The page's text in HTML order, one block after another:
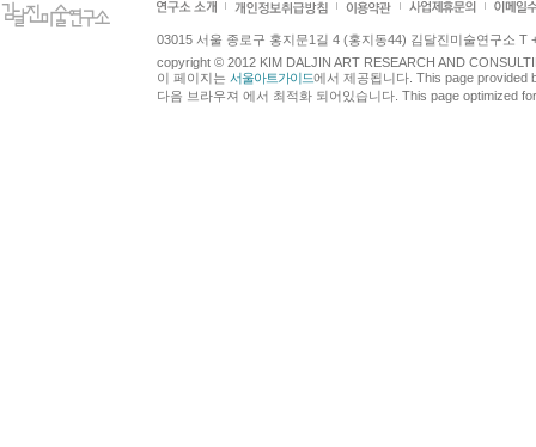
03015 서울 종로구 홍지문1길 4 (홍지동44) 김달진미술연구소 T
copyright © 2012 KIM DALJIN ART RESEARCH AND
이 페이지는 서울아트가이드에서 제공됩니다. This page provided
다음 브라우져 에서 최적화 되어있습니다. This page optimized